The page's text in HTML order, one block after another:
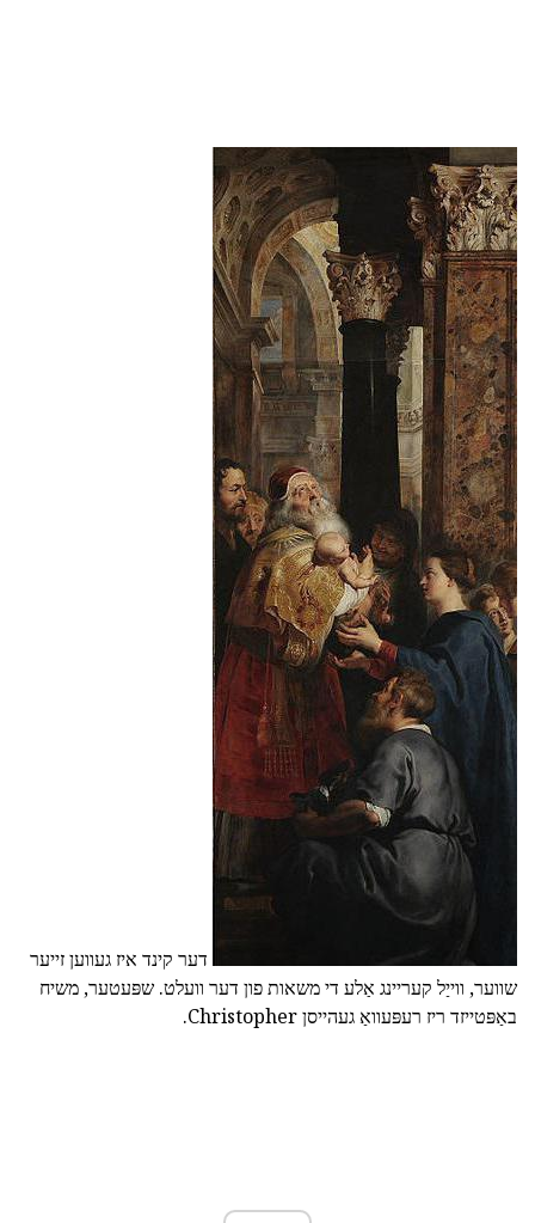
דער קינד איז געווען זייער
שווער, ווייַל קעריינג אַלע די משאות פון דער וועלט. שפּעטער, משיח
באַפּטייזד ריז רעפּעוואַ געהייסן Christopher.